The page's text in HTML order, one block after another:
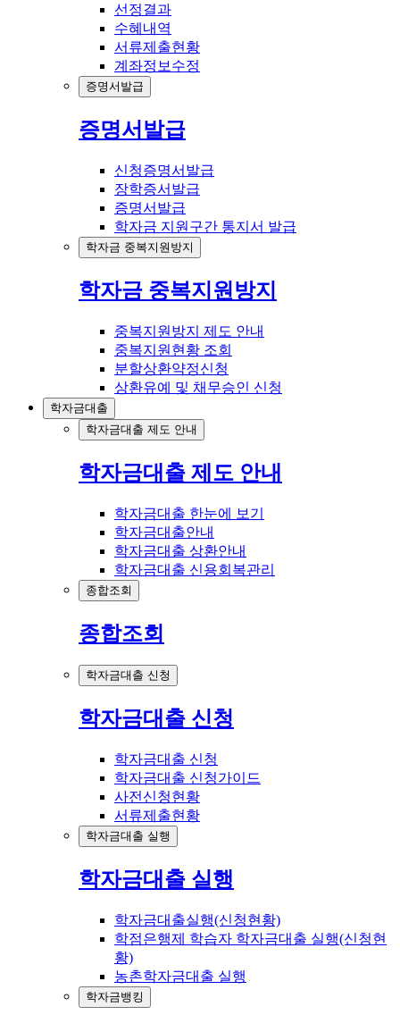
선정결과
수혜내역
서류제출현황
계좌정보수정
증명서발급
증명서발급
신청증명서발급
장학증서발급
증명서발급
학자금 지원구간 통지서 발급
학자금 중복지원방지
학자금 중복지원방지
중복지원방지 제도 안내
중복지원현황 조회
분할상환약정신청
상환유예 및 채무승인 신청
학자금대출
학자금대출 제도 안내
학자금대출 제도 안내
학자금대출 한눈에 보기
학자금대출안내
학자금대출 상환안내
학자금대출 신용회복관리
종합조회
종합조회
학자금대출 신청
학자금대출 신청
학자금대출 신청
학자금대출 신청가이드
사전신청현황
서류제출현황
학자금대출 실행
학자금대출 실행
학자금대출실행(신청현황)
학점은행제 학습자 학자금대출 실행(신청현
황)
농촌학자금대출 실행
학자금뱅킹